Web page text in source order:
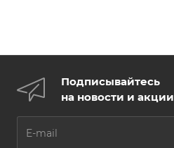
Подписывайтесь
на новости и акции